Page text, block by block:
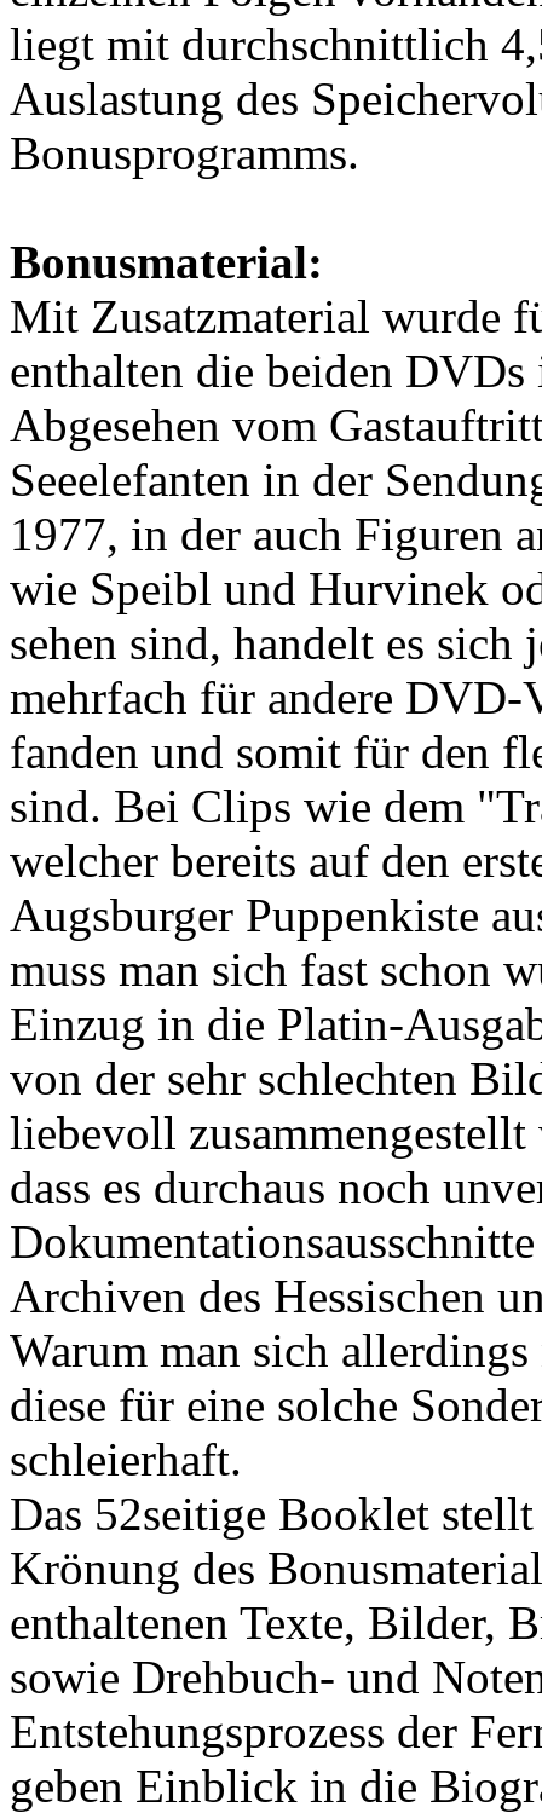
liegt mit durchschnittlich
Auslastung des
Bonusprogramms.
Bonusmaterial:
Mit Zusatzmaterial wurde
enthalten die beiden
Abgesehen vom
Seeelefanten in der
1977, in der auch Figuren
wie Speibl und Hurvinek
sehen sind, handelt es
mehrfach für andere
fanden und somit für den
sind. Bei Clips wie dem
welcher bereits auf den
Augsburger Puppenkiste
muss man sich fast schon
Einzug in die Platin-
von der sehr schlechten
liebevoll zusammengestellt
dass es durchaus noch
Archiven des Hessischen
Warum man sich
diese für eine solche
schleierhaft.
Das 52seitige Booklet
Krönung des
enthaltenen Texte, Bilder,
sowie Drehbuch- und
Entstehungsprozess der
geben Einblick in die